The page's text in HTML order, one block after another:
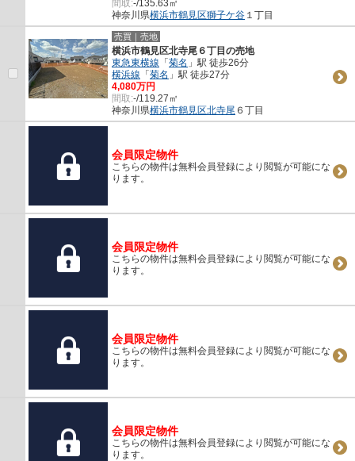
間取:-/135.63㎡
神奈川県横浜市鶴見区獅子ケ谷 １丁目
売買｜売地
横浜市鶴見区北寺尾６丁目の売地
東急東横線 「菊名 」駅 徒歩26分
横浜線 「菊名 」駅 徒歩27分
4,080万円
間取:-/119.27㎡
神奈川県横浜市鶴見区北寺尾 ６丁目
会員限定物件
こちらの物件は無料会員登録により閲覧が可能にな
ります。
会員限定物件
こちらの物件は無料会員登録により閲覧が可能にな
ります。
会員限定物件
こちらの物件は無料会員登録により閲覧が可能にな
ります。
会員限定物件
こちらの物件は無料会員登録により閲覧が可能にな
ります。